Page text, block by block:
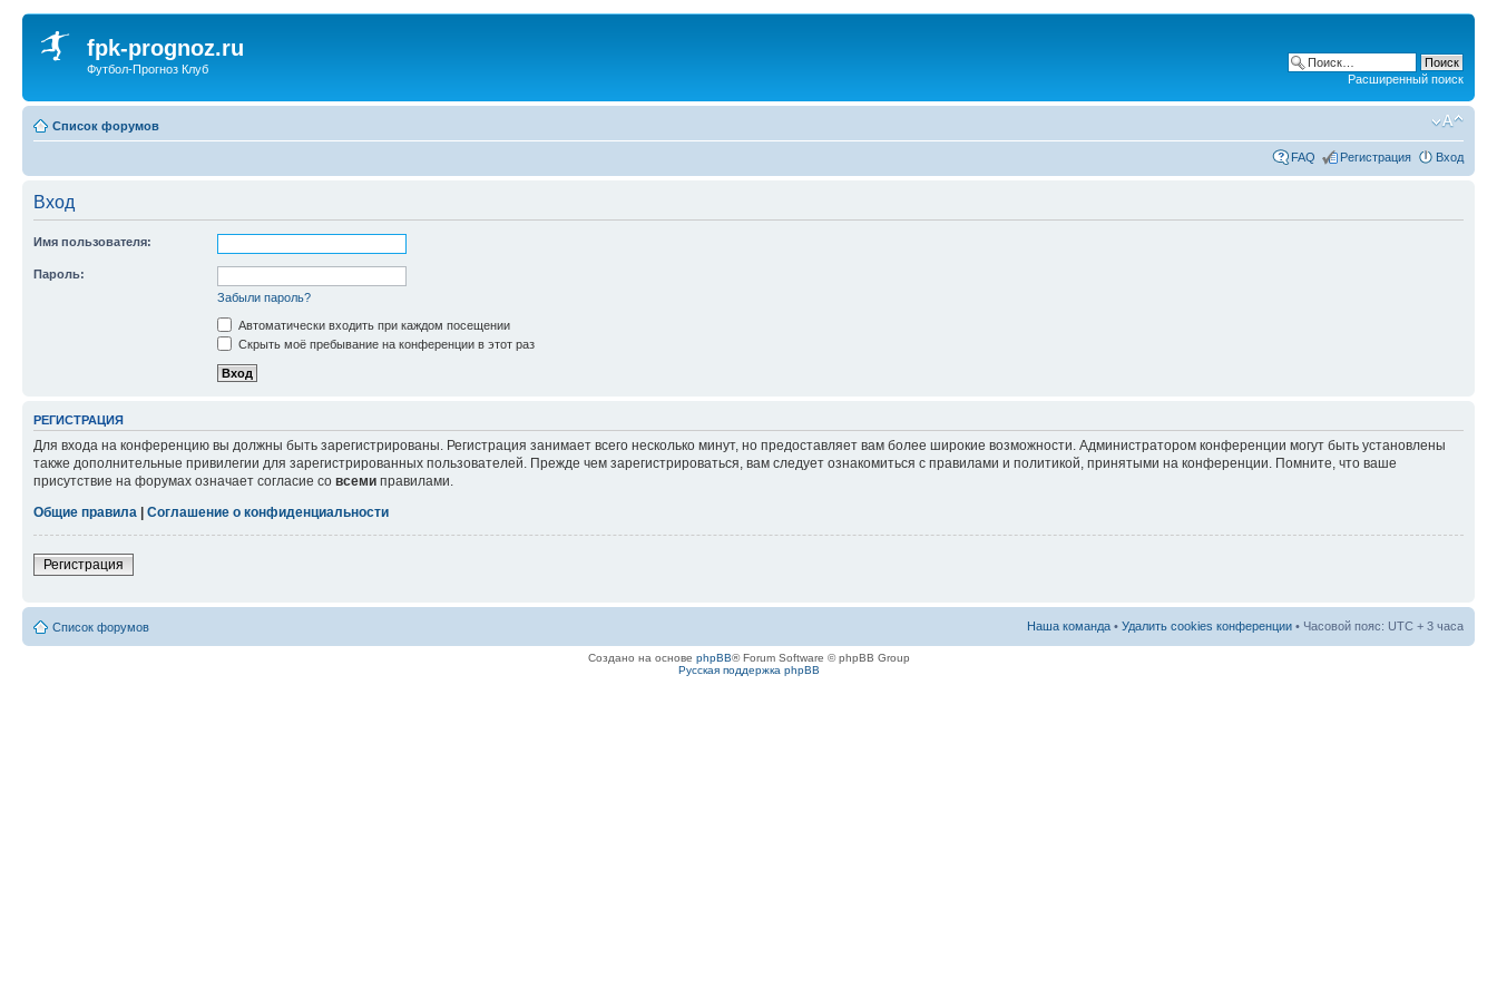
fpk-prognoz.ru
Футбол-Прогноз Клуб
Расширенный поиск
Список форумов
FAQ Регистрация Вход
Вход
Имя пользователя:
Пароль:
Забыли пароль?
Автоматически входить при каждом посещении
Скрыть моё пребывание на конференции в этот раз
РЕГИСТРАЦИЯ
Для входа на конференцию вы должны быть зарегистрированы. Регистрация занимает всего несколько минут, но предоставляет вам более широкие возможности. Администратором конференции могут быть установлены
также дополнительные привилегии для зарегистрированных пользователей. Прежде чем зарегистрироваться, вам следует ознакомиться с правилами и политикой, принятыми на конференции. Помните, что ваше
присутствие на форумах означает согласие со всеми правилами.
Общие правила
Соглашение о конфиденциальности
Регистрация
Список форумов Наша команда • Удалить cookies конференции • Часовой пояс: UTC + 3 часа
Создано на основе phpBB® Forum Software © phpBB Group
Русская поддержка phpBB